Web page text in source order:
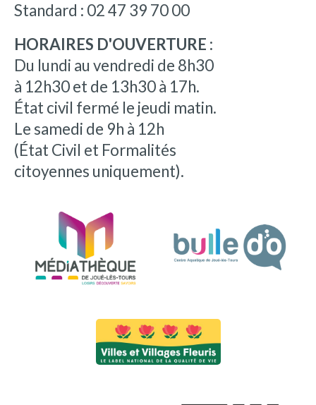
Standard : 02 47 39 70 00
HORAIRES D'OUVERTURE :
Du lundi au vendredi de 8h30
à 12h30 et de 13h30 à 17h.
État civil fermé le jeudi matin.
Le samedi de 9h à 12h
(État Civil et Formalités
citoyennes uniquement).